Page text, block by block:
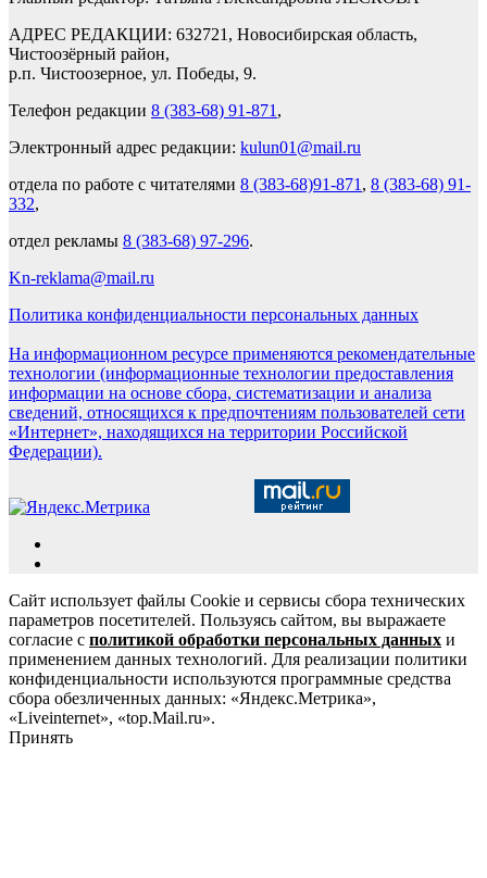
АДРЕС РЕДАКЦИИ: 632721, Новосибирская область,
Чистоозёрный район,
р.п. Чистоозерное, ул. Победы, 9.
Телефон редакции 8 (383-68) 91-871 ,
Электронный адрес редакции: kulun01@mail.ru
отдела по работе с читателями 8 (383-68)91-871 , 8 (383-68) 91-
332,
отдел рекламы 8 (383-68) 97-296.
Kn-reklama@mail.ru
Политика конфиденциальности персональных данных
На информационном ресурсе применяются рекомендательные
технологии (информационные технологии предоставления
информации на основе сбора, систематизации и анализа
сведений, относящихся к предпочтениям пользователей сети
«Интернет», находящихся на территории Российской
Федерации).
Сайт использует файлы Cookie и сервисы сбора технических
параметров посетителей. Пользуясь сайтом, вы выражаете
согласие с политикой обработки персональных данных и
применением данных технологий. Для реализации политики
конфиденциальности используются программные средства
сбора обезличенных данных: «Яндекс.Метрика»,
«Liveinternet», «top.Mail.ru».
Принять